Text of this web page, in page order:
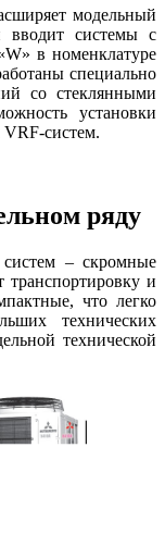
модельный
вводит системы с
в номенклатуре
специально
со стеклянными
установки
систем.
ряду
– скромные
транспортировку и
что легко
технических
технической